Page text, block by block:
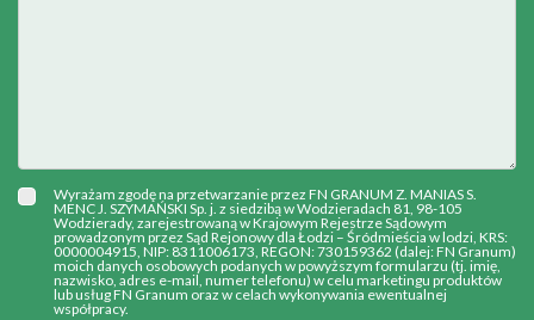
Wyrażam zgodę na przetwarzanie przez FN GRANUM Z. MANIAS S.
MENC J. SZYMAŃSKI Sp. j. z siedzibą w Wodzieradach 81, 98-105
Wodzierady, zarejestrowaną w Krajowym Rejestrze Sądowym
prowadzonym przez Sąd Rejonowy dla Łodzi – Śródmieścia w lodzi, KRS:
0000004915, NIP: 8311006173, REGON: 730159362 (dalej: FN Granum)
moich danych osobowych podanych w powyższym formularzu (tj. imię,
nazwisko, adres e-mail, numer telefonu) w celu marketingu produktów
lub usług FN Granum oraz w celach wykonywania ewentualnej
współpracy.